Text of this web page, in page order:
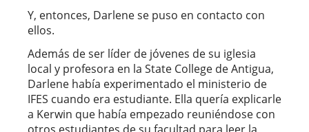
Y, entonces, Darlene se puso en contacto con
ellos.
Además de ser líder de jóvenes de su iglesia
local y profesora en la State College de Antigua,
Darlene había experimentado el ministerio de
IFES cuando era estudiante. Ella quería explicarle
a Kerwin que había empezado reuniéndose con